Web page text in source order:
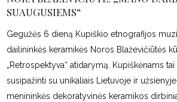
SUAUGUSIEMS“
Gegužės 6 dieną Kupiškio etnografijos
dailininkės keramikės Noros Blaževičiūtės
„Retrospektyva“ atidarymą. Kupiškėnams
susipažinti su unikaliais Lietuvoje ir
menininkės dekoratyvinės keramikos